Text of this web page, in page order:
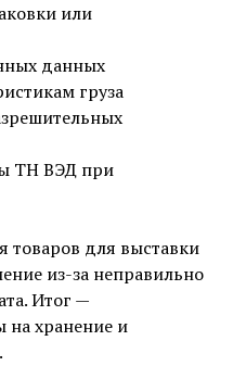
или
данных
груза
ТН ВЭД при
товаров для выставки
из-за неправильно
Итог —
на хранение и